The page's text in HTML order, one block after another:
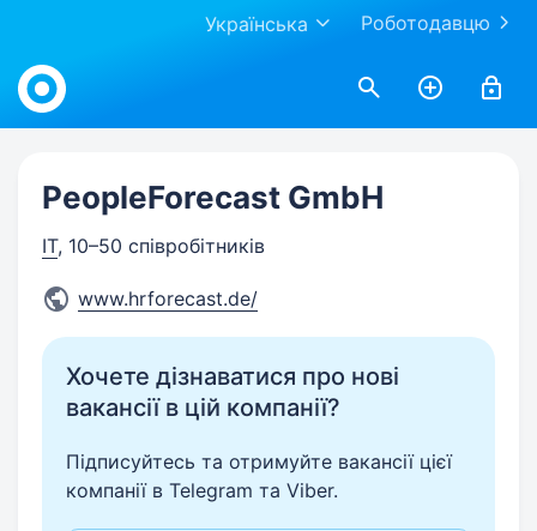
Роботодавцю
Українська
Work.ua
PeopleForecast GmbH
IT, 10–50 співробітників
www.hrforecast.de/
Хочете дізнаватися про нові
вакансії в цій компанії?
Підписуйтесь та отримуйте вакансії цієї
компанії в Telegram та Viber.